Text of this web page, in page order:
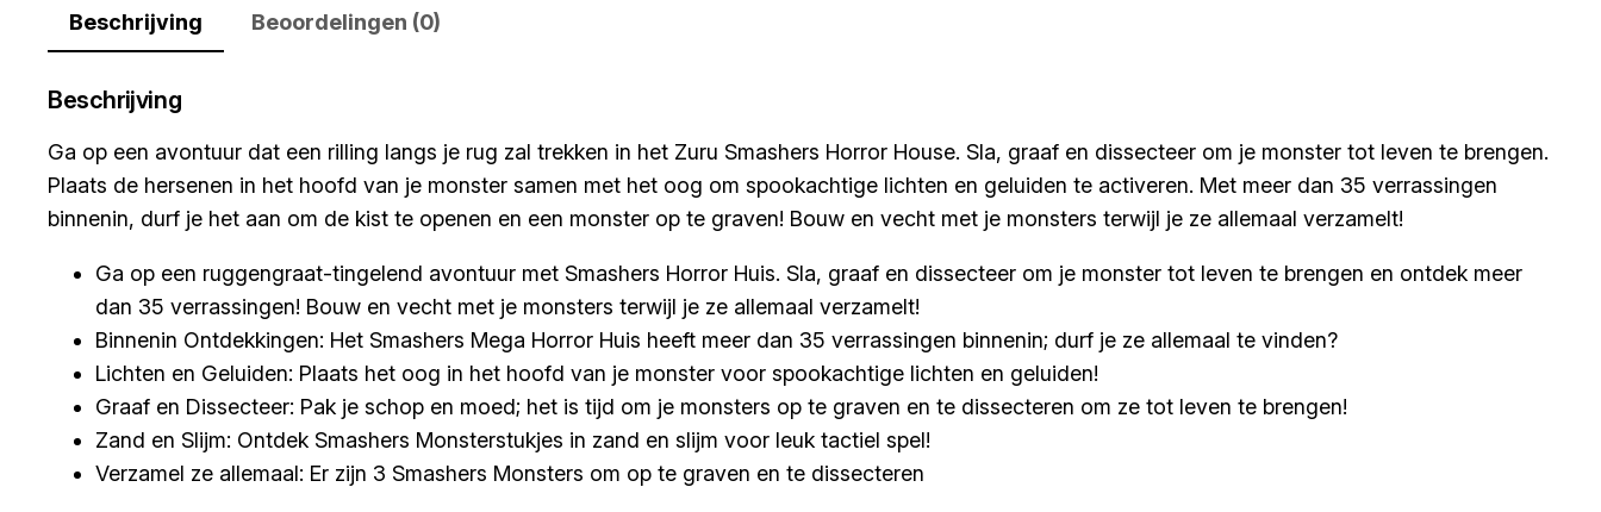
Beschrijving Beoordelingen (0)
Beschrijving
Ga op een avontuur dat een rilling langs je rug zal trekken in het Zuru Smashers Horror House. Sla, graaf en dissecteer om je monster tot leven te brengen.
Plaats de hersenen in het hoofd van je monster samen met het oog om spookachtige lichten en geluiden te activeren. Met meer dan 35 verrassingen
binnenin, durf je het aan om de kist te openen en een monster op te graven! Bouw en vecht met je monsters terwijl je ze allemaal verzamelt!
Ga op een ruggengraat-tingelend avontuur met Smashers Horror Huis. Sla, graaf en dissecteer om je monster tot leven te brengen en ontdek meer
dan 35 verrassingen! Bouw en vecht met je monsters terwijl je ze allemaal verzamelt!
Binnenin Ontdekkingen: Het Smashers Mega Horror Huis heeft meer dan 35 verrassingen binnenin; durf je ze allemaal te vinden?
Lichten en Geluiden: Plaats het oog in het hoofd van je monster voor spookachtige lichten en geluiden!
Graaf en Dissecteer: Pak je schop en moed; het is tijd om je monsters op te graven en te dissecteren om ze tot leven te brengen!
Zand en Slijm: Ontdek Smashers Monsterstukjes in zand en slijm voor leuk tactiel spel!
Verzamel ze allemaal: Er zijn 3 Smashers Monsters om op te graven en te dissecteren